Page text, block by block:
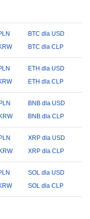
BTC dla USD
BTC dla CLP
ETH dla USD
ETH dla CLP
BNB dla USD
BNB dla CLP
XRP dla USD
XRP dla CLP
SOL dla USD
SOL dla CLP